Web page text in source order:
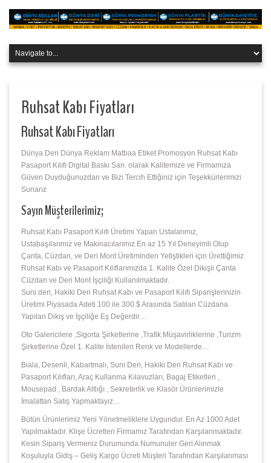
Ruhsat Kabı Fiyatları
Ruhsat Kabı Fiyatları
Dünya Deri Dünya Reklam Matbaa Etiket Promosyon Ruhsat Kabı
Pasaport Kılıfı Digital Baskı San. olarak Kalitemize ve Firmamıza
Güven Duyduğunuzdan ve Bizi Tercih Ettiğiniz için Teşekkürlerimizi
Sunarız
Sayın Müşterilerimiz;
Ruhsat Kabı Pasaport Kılıfı Üretimi Yapan Ustalarımız,
Ustabaşılarımız ve Makinacılarımız En az 15 Yıl Deneyimli Olup
Çanta, Cüzdan, ve Deri Mont Üretiminden Yetiştikleri için Ürettiğimiz
Ruhsat Kabı ve Pasaport Kılıflarımızda 1. Kalite Özel Dikişli Çanta
Cüzdan ve Deri Mont İşçiliği Kullanılmaktadır.
Suni deri, Hakiki Deri Ruhsat Kabı ve Pasaport Kılıfı Siparişlerinizin
Üretimi Piyasada Adeti 100 ile 300 $ Arasında Satılan Cüzdana
Yapılan Dikiş ve İşçiliğe Eş Değerdir…
Oto Galericilere ,Sigorta Şirketlerine ,Trafik Müşavirliklerine ,Turizm
Şirketlerine Özel 1. Kalite İstenilen Renk ve Modellerde…
Biala, Desenli, Kabartmalı, Suni Deri, Hakiki Deri Ruhsat Kabı ve
Pasaport Kılıfları, Araç Kullanma Kılavuzları, Bagaj Etiketleri ,
Mousepad , Bardak Altlığı , Sekreterlik ve Klasör Ürünlerimizle
İmalattan Satış Yapmaktayız…
Bütün Ürünlerimiz Yeni Yönetmeliklere Uygundur. En Az 1000 Adet
Yapılmaktadır. Klişe Ücretleri Firmamız Tarafından Karşılanmaktadır.
Kesin Sipariş Vermeniz Durumunda Numunuler Geri Alınmak
Koşuluyla Gidiş – Geliş Kargo Ücreti Müşteri Tarafından Karşılanması